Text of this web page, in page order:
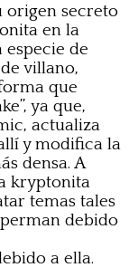
origen secreto
en la
de
villano,
que
ya que,
actualiza
y modifica la
densa. A
kryptonita
temas tales
debido
a ella.